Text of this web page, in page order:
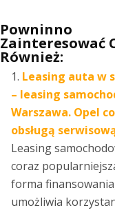
Powninno
Zainteresować
Również:
Leasing auta w
– leasing
Warszawa. Opel
obsługą
Leasing
coraz
forma
umożliwia